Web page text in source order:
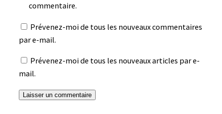
commentaire.
Prévenez-moi de tous les nouveaux commentaires
par e-mail.
Prévenez-moi de tous les nouveaux articles par e-
mail.